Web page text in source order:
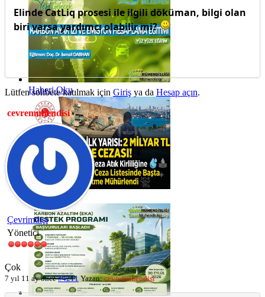
Haberi Oku
Haberi Oku
Elinde CatLiq prosesi ile ilgili döküman, bilgi olan
biri varsa yardımcı olabilir mi?
Lütfen sohbete katılmak için Giriş ya da Hesap açın.
cevremuhendisi
Çevrimdışı
Yönetici
Çok
7 yıl 11 ay önce #4211 Yazan:cevremuhendisi